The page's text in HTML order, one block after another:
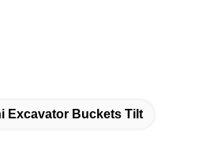
Excavator Buckets Tilt